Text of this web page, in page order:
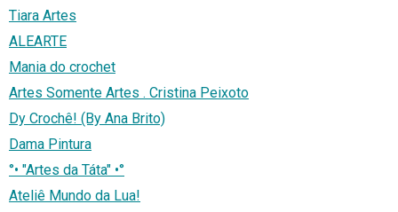
Tiara Artes
ALEARTE
Mania do crochet
Artes Somente Artes . Cristina Peixoto
Dy Crochê! (By Ana Brito)
Dama Pintura
°• "Artes da Táta" •°
Ateliê Mundo da Lua!